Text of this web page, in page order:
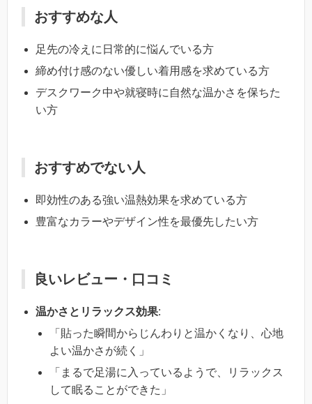
おすすめな人
足先の冷えに日常的に悩んでいる方
締め付け感のない優しい着用感を求めている方
デスクワーク中や就寝時に自然な温かさを保ちた
い方
おすすめでない人
即効性のある強い温熱効果を求めている方
豊富なカラーやデザイン性を最優先したい方
良いレビュー・口コミ
温かさとリラックス効果:
「貼った瞬間からじんわりと温かくなり、心地
よい温かさが続く」
「まるで足湯に入っているようで、リラックス
して眠ることができた」